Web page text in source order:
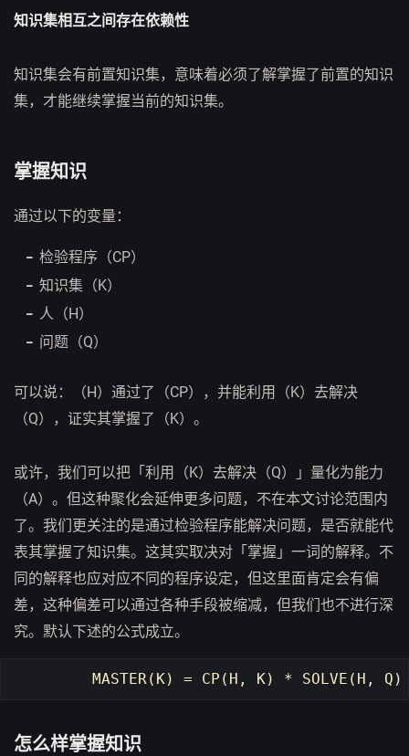
知识集相互之间存在依赖性
知识集会有前置知识集，意味着必须了解掌握了前置的知识
集，才能继续掌握当前的知识集。
掌握知识
通过以下的变量：
检验程序（CP）
知识集（K）
人（H）
问题（Q）
可以说：（H）通过了（CP），并能利用（K）去解决
（Q），证实其掌握了（K）。
或许，我们可以把「利用（K）去解决（Q）」量化为能力
（A）。但这种聚化会延伸更多问题，不在本文讨论范围内
了。我们更关注的是通过检验程序能解决问题，是否就能代
表其掌握了知识集。这其实取决对「掌握」一词的解释。不
同的解释也应对应不同的程序设定，但这里面肯定会有偏
差，这种偏差可以通过各种手段被缩减，但我们也不进行深
究。默认下述的公式成立。
MASTER ( K ) = CP ( H , K ) * SOLVE ( H , Q )
怎么样掌握知识